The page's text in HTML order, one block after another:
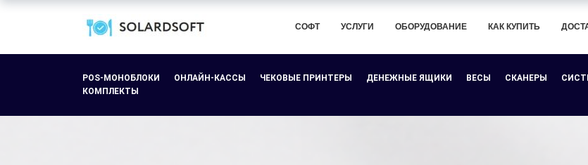
СОФТ УСЛУГИ ОБОРУДОВАНИЕ КАК КУПИТЬ
POS-МОНОБЛОКИ ОНЛАЙН-КАССЫ ЧЕКОВЫЕ ПРИНТЕРЫ ДЕНЕЖНЫЕ ЯЩИКИ ВЕСЫ СКАНЕРЫ
КОМПЛЕКТЫ